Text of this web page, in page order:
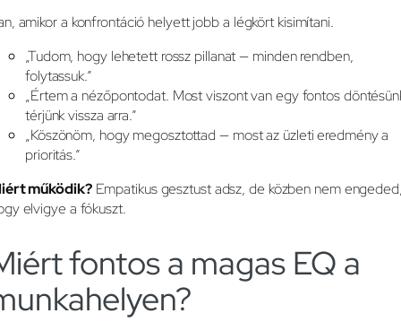
amikor a konfrontáció helyett jobb a légkört kisimítani.
„Tudom, hogy lehetett rossz pillanat — minden rendben,
folytassuk.”
„Értem a nézőpontodat. Most viszont van egy fontos
térjünk vissza arra.”
„Köszönöm, hogy megosztottad — most az üzleti eredmény a
prioritás.”
működik?Empatikus gesztust adsz, de közben nem
elvigye a fókuszt.
fontos a magas EQ a